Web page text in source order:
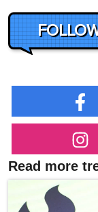
Read more